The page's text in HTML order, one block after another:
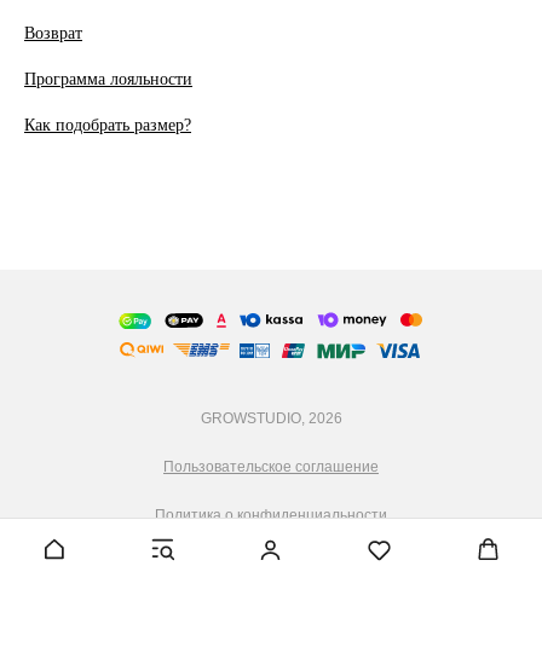
Возврат
Программа лояльности
Как подобрать размер?
GROWSTUDIO, 2026
Пользовательское соглашение
Политика о конфиденциальности